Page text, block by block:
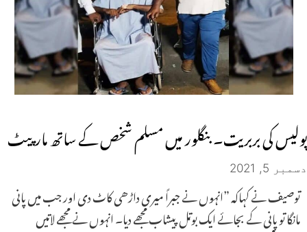
پولیس کی بربریت۔ بنگلور میں مسلم شخص کے ساتھ مارپیٹ
دسمبر 5, 2021
توصیف نے کہاکہ ”انہوں نے جبراً میری داڑھی کاٹ دی اور جب میں پانی
مانگا تو پانی کے بجائے ایک بوتل پیشاب مجھے دیا۔ انہوں نے مجھے لاتیں